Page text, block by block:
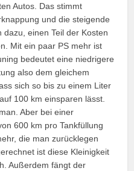
Autos. Das stimmt
und die steigende
einen Teil der Kosten
Mit ein paar PS mehr ist
bedeutet eine niedrigere
also dem gleichem
sich so bis zu einem Liter
100 km einsparen lässt.
Aber bei einer
600 km pro Tankfüllung
die man zurücklegen
ist diese Kleinigkeit
Außerdem fängt der